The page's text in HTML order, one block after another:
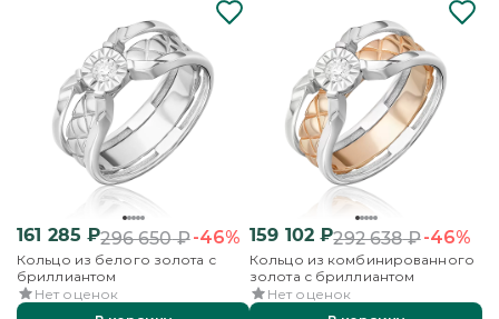
161 285 ₽296 650₽-46%
Кольцо из белого золота с
бриллиантом
Нет оценок
159 102 ₽292 638₽-46%
Кольцо из комбинированного
золота с бриллиантом
Нет оценок